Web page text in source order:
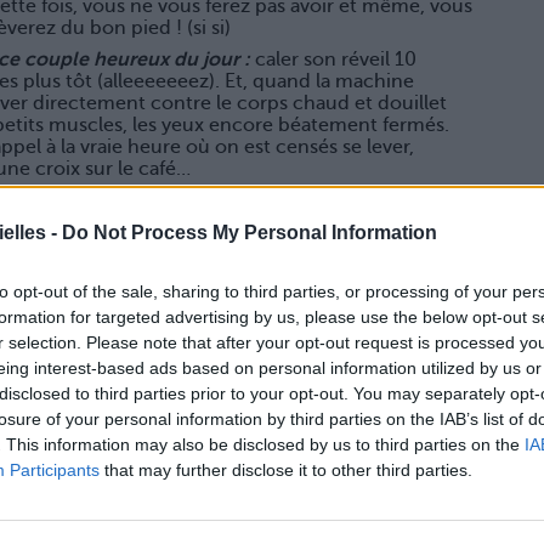
- Do Not Process My Personal Information
opt-out of the sale, sharing to third parties, or processing of your
for targeted advertising by us, please use the below opt-out
selection. Please note that after your opt-out request is processed
interest-based ads based on personal information utilized by us
to third parties prior to your opt-out. You may separately
of your personal information by third parties on the IAB’s list of
This information may also be disclosed by us to third parties on the
Participants that may further disclose it to other third parties.
fois, vous ne vous ferez pas avoir et même, vous
du bon pied ! (si si)
couple heureux du jour : caler son réveil 10
plus tôt (alleeeeeeez). Et, quand la machine
directement contre le corps chaud et douillet
muscles, les yeux encore béatement fermés.
à la vraie heure où on est censés se lever,
croix sur le café…
un couple heureux résulte aussi d’un couple
Charmant, une fois rentrés on se regarde dans le
des deux va craquer et filer en cuisine en
une commande de sushis pour deux juste
une soirée merveilleusement enlacés dans le
faire que laisser balader vos mains…
un peu beaucoup ensemble tout le temps, en fait…
commence doucement à se taper un peu sur les
de faire un micro-coupure ?